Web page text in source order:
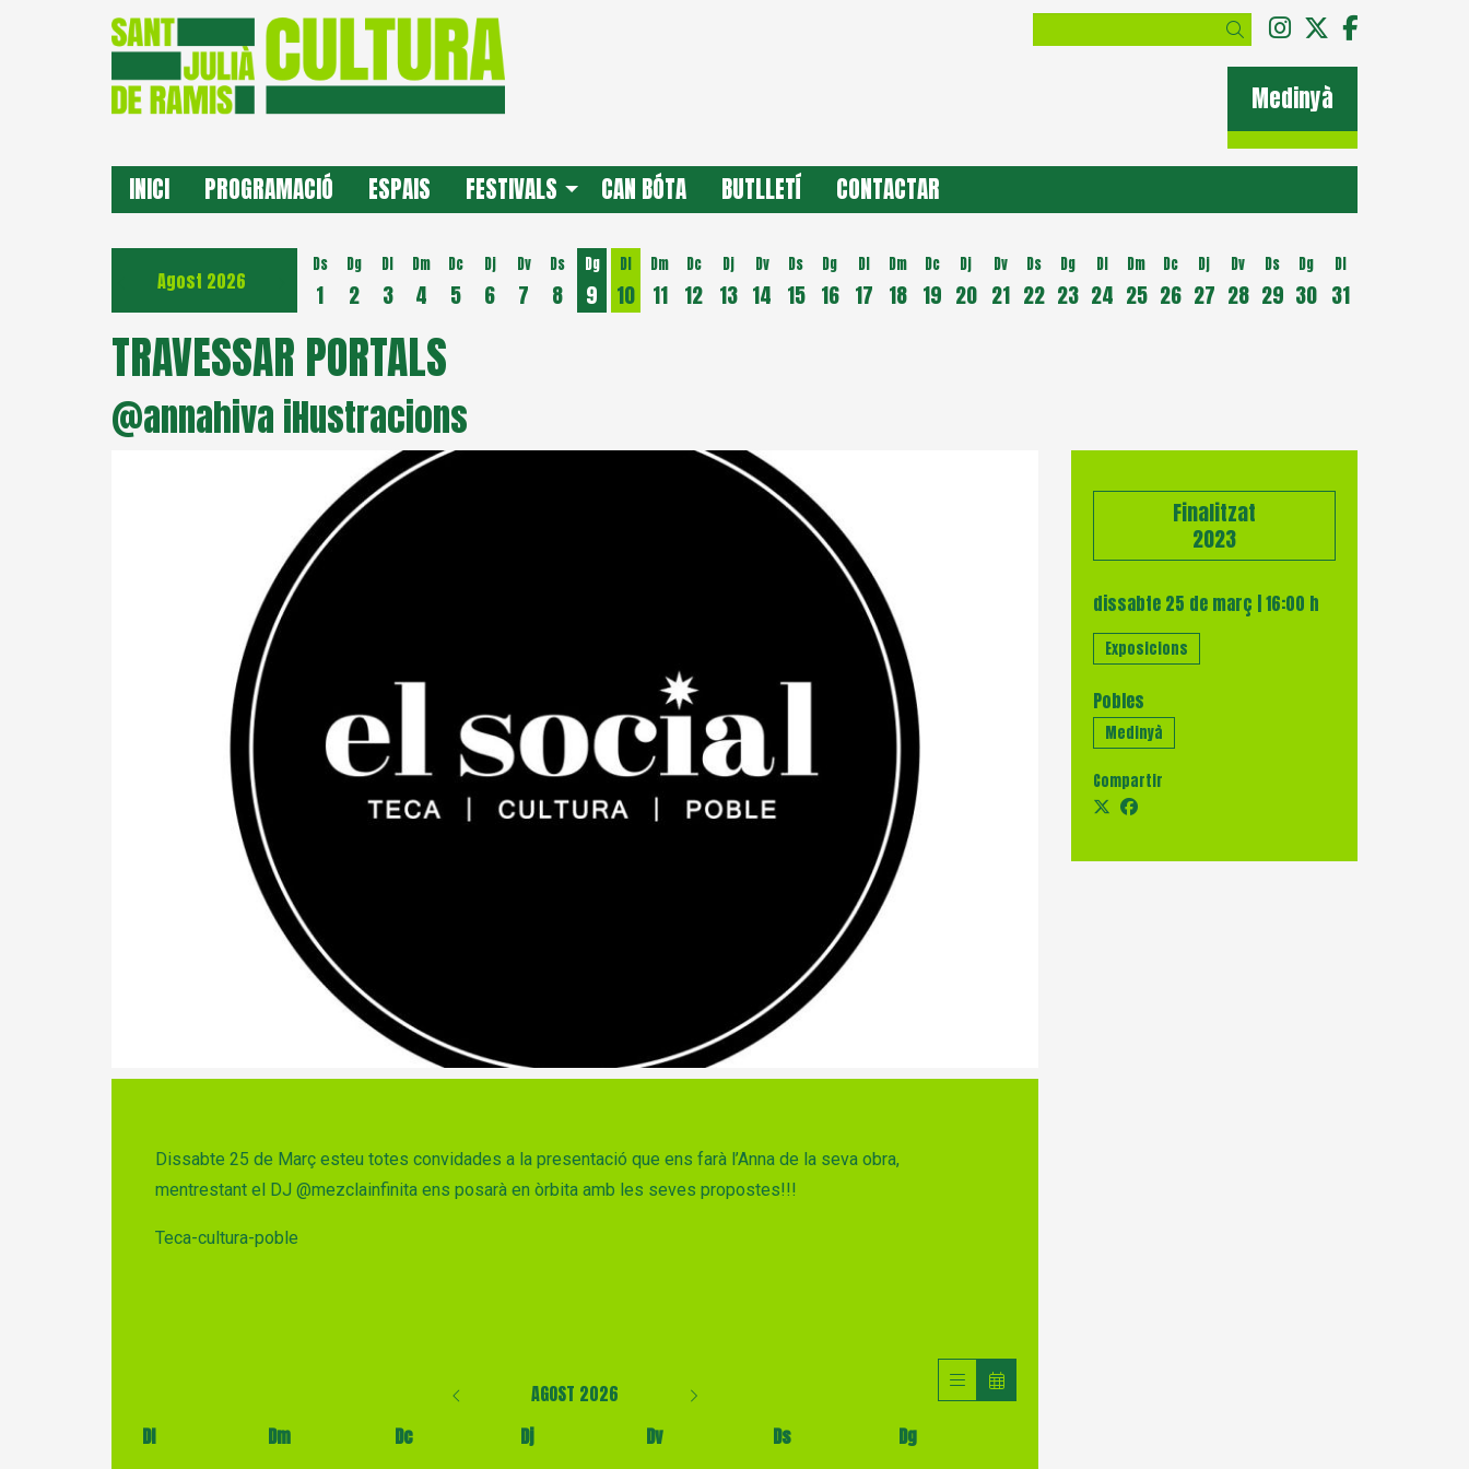
Link a instagram
Link a twitter
Link a
Cercar
Medinyà
INICI PROGRAMACIÓ ESPAIS FESTIVALS CAN BÓTA BUTLLETÍ CONTACTAR
Agost 2026
Ds
1
Dg
2
Dl
3
Dm
4
Dc
5
Dj
6
Dv
7
Ds
8
Dg
9
Dl
10
Dm
11
Dc
12
Dj
13
Dv
14
Ds
15
Dg
16
Dl
17
Dm
18
Dc
19
Dj
20
Dv
21
Ds
22
Dg
23
Dl
24
Dm
25
Dc
26
Dj
27
Dv
28
Ds
29
Dg
30
Dl
31
TRAVESSAR PORTALS
@annahiva il·lustracions
Finalitzat
2023
dissabte 25 de març |16:00 h
Exposicions
Pobles
Medinyà
Compartir
Diapositiva 1 de 1
Dissabte 25 de Març esteu totes convidades a la presentació que ens farà l’Anna de la seva obra,
mentrestant el DJ @mezclainfinita ens posarà en òrbita amb les seves propostes!!!
Teca-cultura-poble
AGOST 2026
Dl
Dm Dc Dj Dv Ds Dg